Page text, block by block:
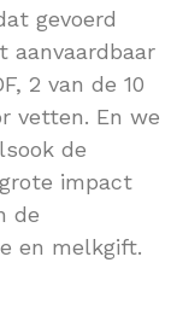
gevoerd
aanvaardbaar
2 van de 10
vetten. En we
de
impact
de
en melkgift.